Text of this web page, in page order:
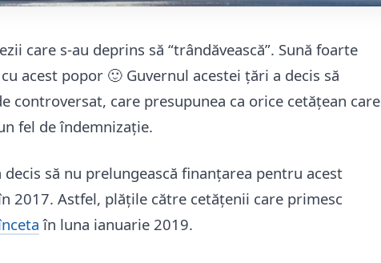
care s-au deprins să “trândăvească”. Sună foarte
acest popor 🙂 Guvernul acestei țări a decis să
controversat, care presupunea ca orice cetățean care
fel de îndemnizație.
să nu prelungească finanțarea pentru acest
2017. Astfel, plățile către cetățenii care primesc
în luna ianuarie 2019.